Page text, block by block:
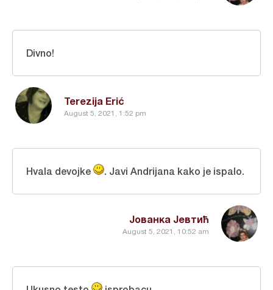
Terezija Erić
August 5, 2021, 1:52 pm
Divno!
Јованка Јевтић
August 5, 2021, 10:52 am
Hvala devojke . Javi Andrijana kako je ispalo.